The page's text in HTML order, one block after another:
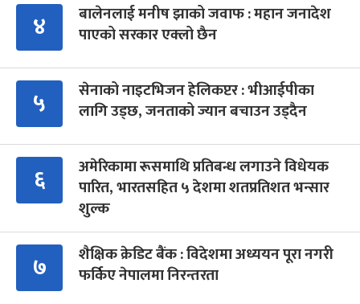
४
बालेनलाई मनीष झाको जवाफ : महान जनादेश
पाएको सरकार एक्लो छैन
५
सेनाको नाइटभिजन हेलिकप्टर : भीआईपीका
लागि उड्छ, जनताको ज्यान बचाउन उड्दैन
६
अमेरिकामा रूसमाथि प्रतिबन्ध लगाउने विधेयक
पारित, भारतसहित ५ देशमा शतप्रतिशत भन्सार
शुल्क
७
शैक्षिक क्रेडिट बैंक : विदेशमा अध्ययन पूरा नगरी
फर्किए नेपालमा निरन्तरता